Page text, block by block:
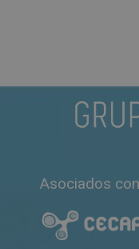
Asociados